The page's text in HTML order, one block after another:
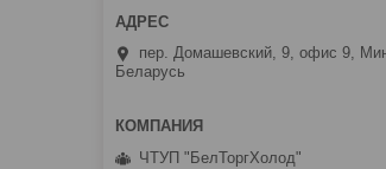
пер. Домашевский, 9, офис 9,
Беларусь
ЧТУП "БелТоргХолод"